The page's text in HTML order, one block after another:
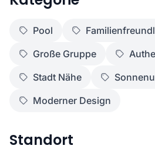
Pool
Große Gruppe
Stadt Nähe
Moderner Design
Standort